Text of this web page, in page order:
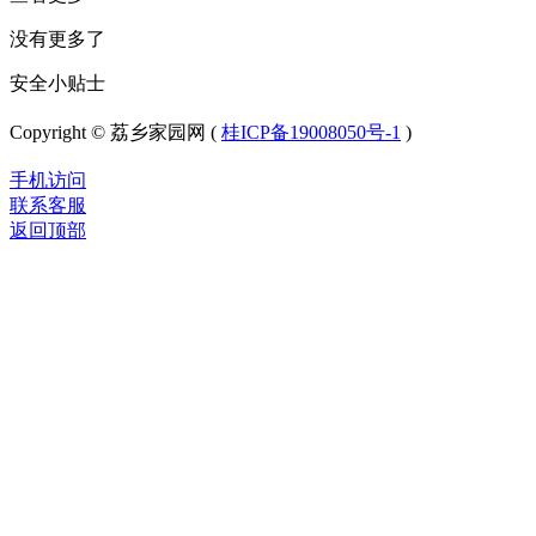
没有更多了
安全小贴士
Copyright © 荔乡家园网 ( 桂ICP备19008050号-1 )
手机访问
联系客服
返回顶部